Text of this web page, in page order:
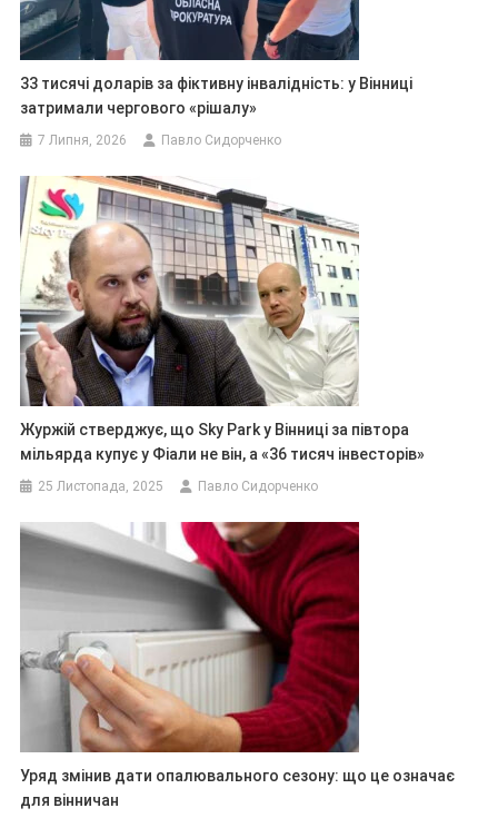
33 тисячі доларів за фіктивну інвалідність: у Вінниці
затримали чергового «рішалу»
7 Липня, 2026 Павло Сидорченко
Журжій стверджує, що Sky Park у Вінниці за півтора
мільярда купує у Фіали не він, а «36 тисяч інвесторів»
25 Листопада, 2025 Павло Сидорченко
Уряд змінив дати опалювального сезону: що це означає
для вінничан